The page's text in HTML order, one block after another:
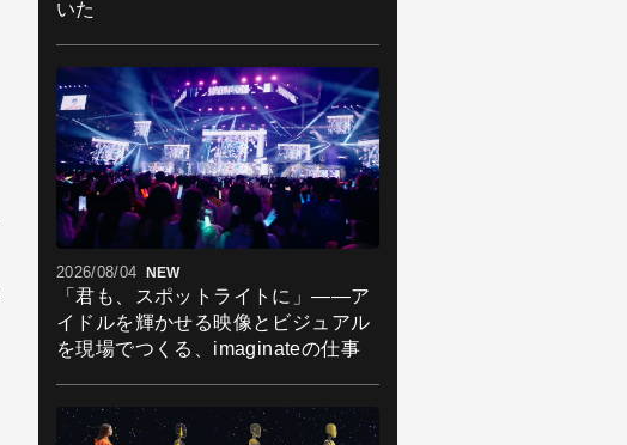
いた
2026/08/04 NEW
「君も、スポットライトに」――ア
イドルを輝かせる映像とビジュアル
を現場でつくる、imaginateの仕事